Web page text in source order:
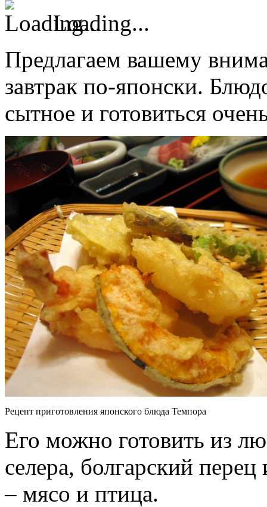
Loading...
Предлагаем вашему
завтрак по-японски.
сытное и готовиться
Рецепт приготовления японского блюда Темпора
Его можно готовить из
селера, болгарский
– мясо и птица.